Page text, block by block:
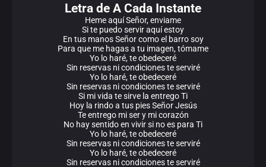
Letra de A Cada Instante
Heme aquí Señor, enviame
Si te puedo servir aquí estoy
En tus manos Señor como el barro soy
Para que me hagas a tu imagen, tómame
Yo lo haré, te obedeceré
Sin reservas ni condiciones te serviré
Yo lo haré, te obedeceré
Sin reservas ni condiciones te serviré
Si mi vida te sirve la entrego Ti
Hoy la rindo a tus pies Señor Jesús
Te entrego mi ser y mi corazón
No hay sentido en vivir si no es para Ti
Yo lo haré, te obedeceré
Sin reservas ni condiciones te serviré
Yo lo haré, te obedeceré
Sin reservas ni condiciones te serviré